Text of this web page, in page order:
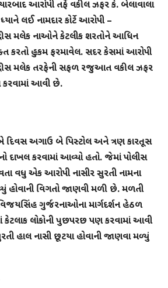
આરોપી તર્ફે વકીલ ઝફર કે. બેલાવાલા
લઈ નામદાર કોર્ટે આરોપી –
મલેક નાઓને કેટલીક શરતોને આધિન
કરતો હુકમ ફરમાવેલ. સદર કેસમાં આરોપી
મલેક તરફેની સફળ રજુઆત વકીલ ઝફર
કરવામાં આવી છે.
દિવસ અગાઉ બે પિસ્ટોલ અને ત્રણ કારતૂસ
દાખલ કરવામાં આવ્યો હતો. જેમાં પોલીસ
વધુ એક આરોપી નાસીર સુરતી નામના
વિગતો જાણવી મળી છે. મળતી
ગુર્જરનાઓના માર્ગદર્શન હેઠળ
લોકોની પુછપરછ પણ કરવામાં આવી
હાલ નાસી છૂટયા હોવાની જાણવા મળ્યું